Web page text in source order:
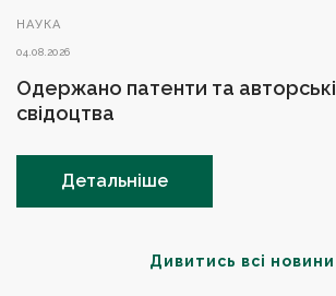
Дивитись всі новини
НАУКА
04.08.2026
Одержано патенти та авторські
свідоцтва
Детальніше